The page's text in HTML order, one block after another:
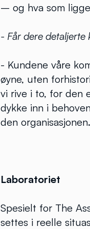
– og hva som
- Får dere detaljerte
- Kundene våre
øyne, uten
vi rive i to, for den
dykke inn i
den
Laboratoriet
Spesielt for The
settes i reelle